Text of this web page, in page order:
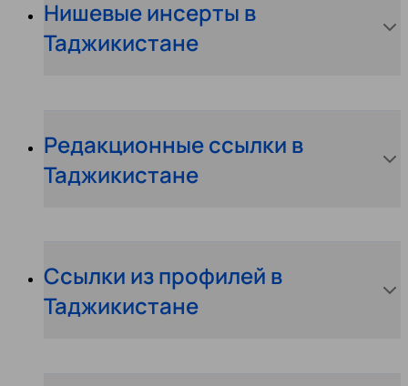
Нишевые инсерты в
Таджикистане
Редакционные ссылки в
Таджикистане
Ссылки из профилей в
Таджикистане